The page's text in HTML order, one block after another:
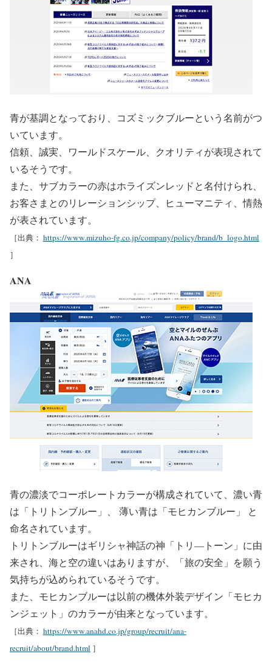
青が基調となっており、コズミックブルーという名前がつ
いています。
信頼、誠実、ワールドスケール、クオリティが表現されて
いるそうです。
また、サブカラーの赤はホライズンレッドと名付けられ、
お客さまとのリレーションシップ、ヒューマニティ、情熱
が表されています。
［出典： https://www.mizuho-fg.co.jp/company/policy/brand/b_logo.html
］
ANA
青の濃淡でコーポレートカラーが構成されていて、濃い青
は「トリトンブルー」、 薄い青は「モヒカンブルー」 と
命名されています。
トリトンブルーはギリシャ神話の神「トリ―トーン」に由
来され、海と空の違いはありますが、「旅の安全」を願う
気持ちが込められているそうです。
また、モヒカンブルーは以前の機体外装デザイン「モヒカ
ンジェット」のカラーが由来となっています。
［出典： https://www.anahd.co.jp/group/recruit/ana-
recruit/about/brand.html ］